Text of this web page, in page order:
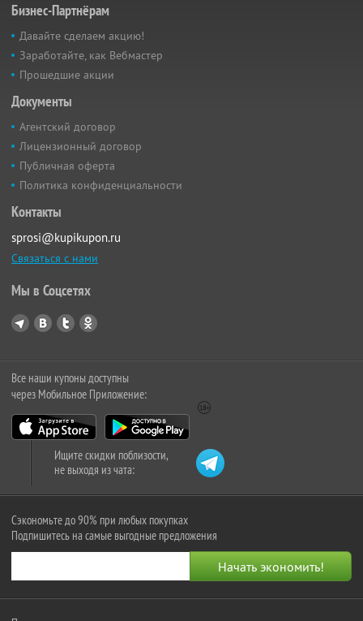
Бизнес-Партнёрам
Давайте сделаем акцию!
Заработайте, как Вебмастер
Прошедшие акции
Документы
Агентский договор
Лицензионный договор
Публичная оферта
Политика конфиденциальности
Контакты
sprosi@kupikupon.ru
Связаться с нами
Мы в Соцсетях
Все наши купоны доступны
через Мобильное Приложение:
Ищите скидки поблизости,
не выходя из чата:
Сэкономьте до 90% при любых покупках
Подпишитесь на самые выгодные предложения